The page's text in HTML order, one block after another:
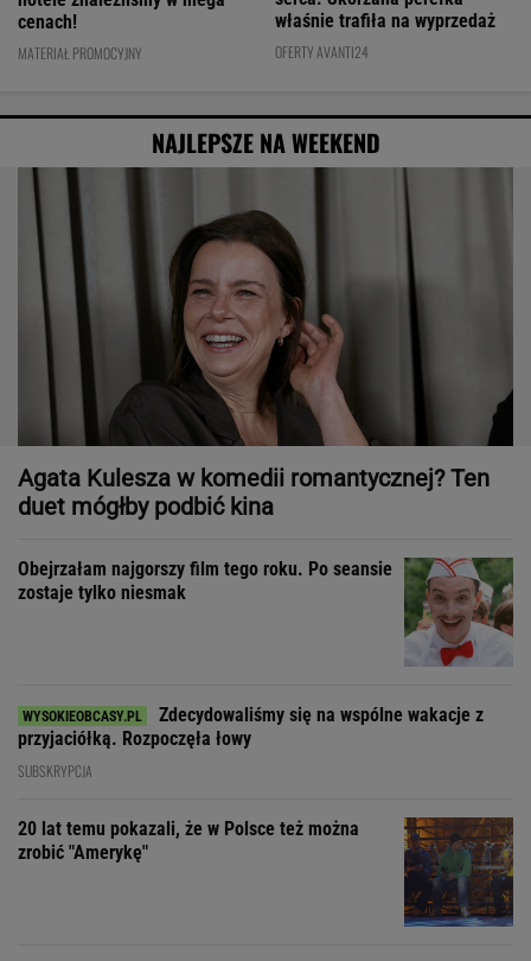
cenach!
MATERIAŁ PROMOCYJNY
właśnie trafiła na wyprzedaż
OFERTY AVANTI24
NAJLEPSZE NA WEEKEND
Agata Kulesza w komedii romantycznej? Ten
duet mógłby podbić kina
Obejrzałam najgorszy film tego roku. Po seansie
zostaje tylko niesmak
Zdecydowaliśmy się na wspólne wakacje z
przyjaciółką. Rozpoczęła łowy
SUBSKRYPCJA
20 lat temu pokazali, że w Polsce też można
zrobić "Amerykę"